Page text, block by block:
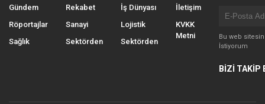
Gündem
Röportajlar
Sağlık
Rekabet
Sanayi
Sektörden
İş Dünyası
Lojistik
Sektörden
İletişim
KVKK
Metni
Bu web
İstiyorum
BİZİ TAKİP